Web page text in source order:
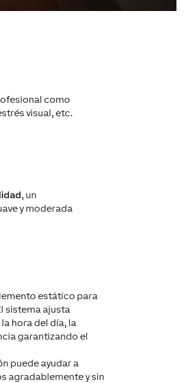
como
visual, etc.
, un
y moderada
estático para
sistema ajusta
hora del día, la
garantizando el
puede ayudar a
agradablemente y sin